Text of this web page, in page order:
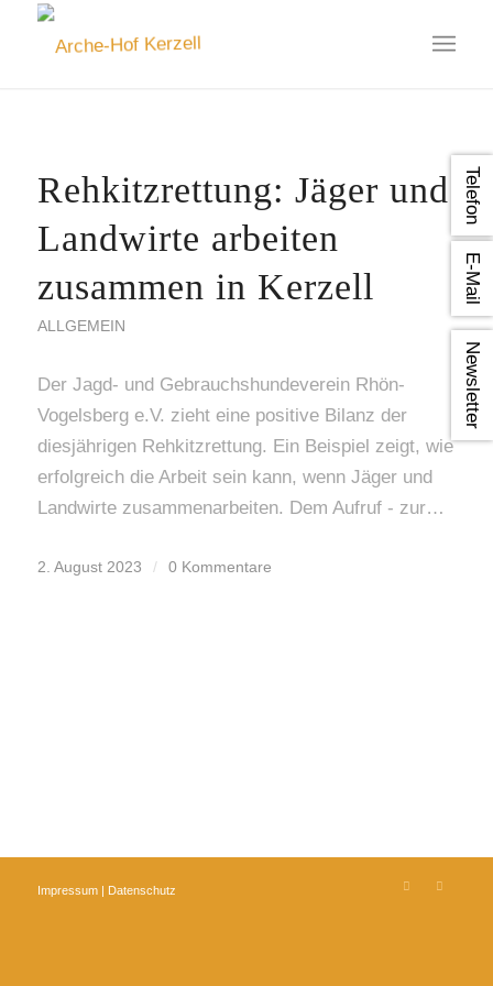
Rehkitzrettung: Jäger und
Landwirte arbeiten
zusammen in Kerzell
ALLGEMEIN
Der Jagd- und Gebrauchshundeverein Rhön-
Vogelsberg e.V. zieht eine positive Bilanz der
diesjährigen Rehkitzrettung. Ein Beispiel zeigt, wie
erfolgreich die Arbeit sein kann, wenn Jäger und
Landwirte zusammenarbeiten. Dem Aufruf - zur…
2. August 2023 / 0 Kommentare
Impressum| Datenschutz
Newsletter
E-Mail
Telefon